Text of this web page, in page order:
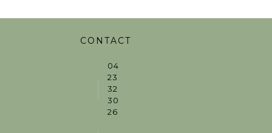
CONTACT
04
23
32
30
26